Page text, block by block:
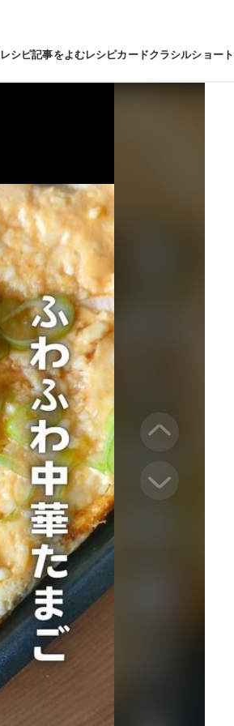
シピ記事をよむレシピカードクラシルショート